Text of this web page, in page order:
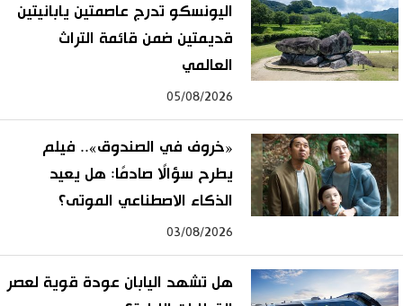
اليونسكو تدرج عاصمتين يابانيتين
قديمتين ضمن قائمة التراث
العالمي
05/08/2026
«خروف في الصندوق».. فيلم
يطرح سؤالًا صادمًا: هل يعيد
الذكاء الاصطناعي الموتى؟
03/08/2026
هل تشهد اليابان عودة قوية لعصر